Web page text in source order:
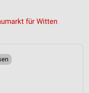
für Witten